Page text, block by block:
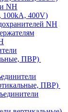
NH
100kA, 400V)
NH
ПВР)
ПВР)